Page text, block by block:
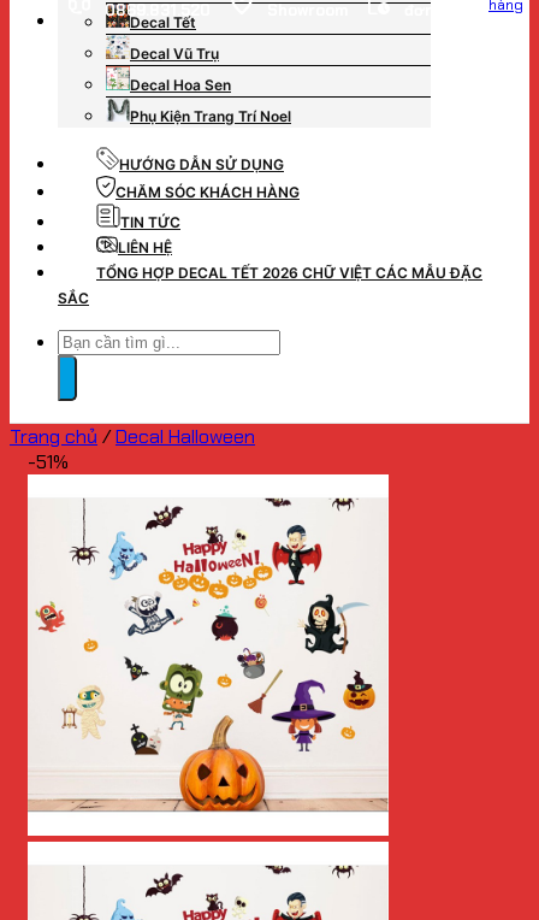
0869.831.520
Showroom
đơn hàng
hàng
Decal Tết
Decal Vũ Trụ
Decal Hoa Sen
Phụ Kiện Trang Trí Noel
HƯỚNG DẪN SỬ DỤNG
CHĂM SÓC KHÁCH HÀNG
TIN TỨC
LIÊN HỆ
TỔNG HỢP DECAL TẾT 2026 CHỮ VIỆT CÁC MẪU ĐẶC
SẮC
Tìm
kiếm:
Trang chủ /Decal Halloween
-51%